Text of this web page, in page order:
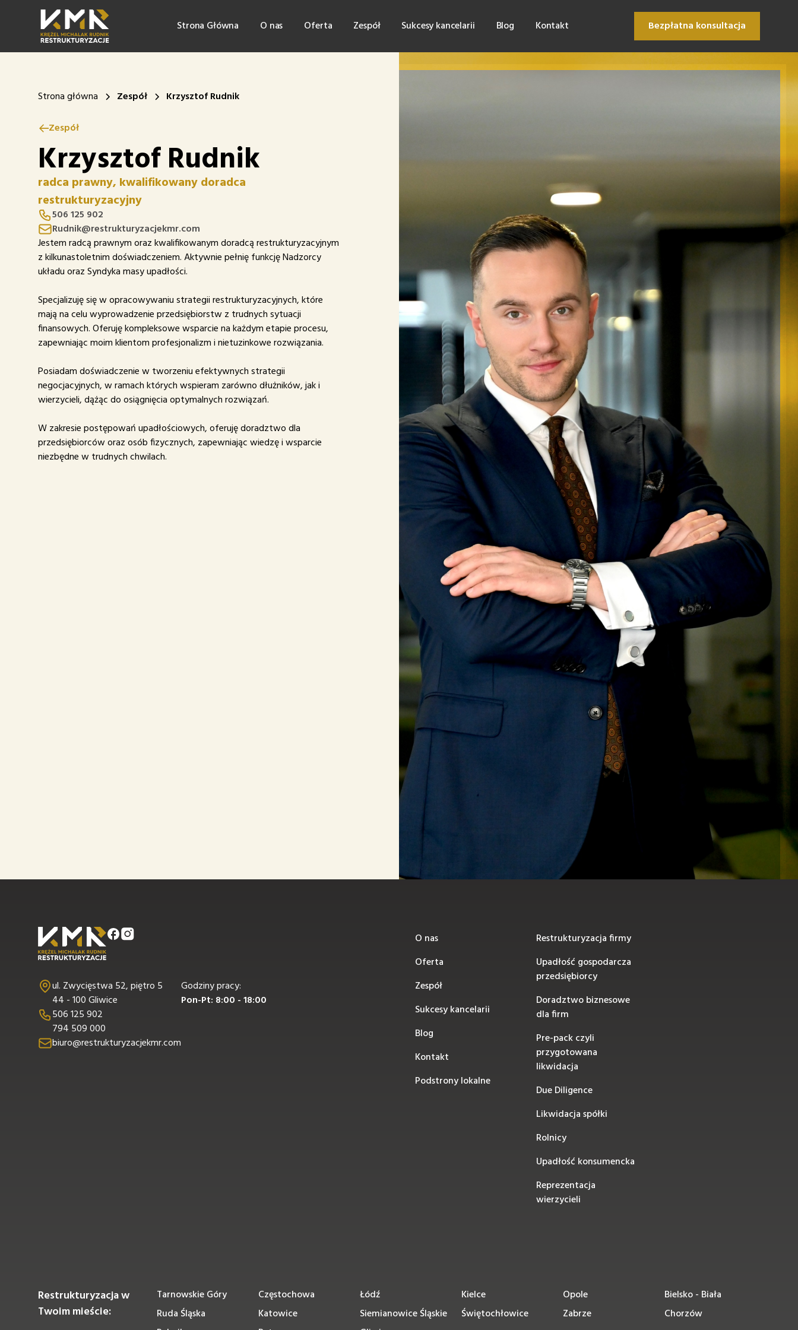
Strona Główna O nas Oferta Zespół Sukcesy kancelarii Blog Kontakt Bezpłatna konsultacja
Strona główna Zespół Krzysztof Rudnik
Zespół
Krzysztof Rudnik
radca prawny, kwalifikowany doradca
restrukturyzacyjny
506 125 902
Rudnik@restrukturyzacjekmr.com
Jestem radcą prawnym oraz kwalifikowanym doradcą restrukturyzacyjnym
z kilkunastoletnim doświadczeniem. Aktywnie pełnię funkcję Nadzorcy
układu oraz Syndyka masy upadłości.
Specjalizuję się w opracowywaniu strategii restrukturyzacyjnych, które
mają na celu wyprowadzenie przedsiębiorstw z trudnych sytuacji
finansowych. Oferuję kompleksowe wsparcie na każdym etapie procesu,
zapewniając moim klientom profesjonalizm i nietuzinkowe rozwiązania.
Posiadam doświadczenie w tworzeniu efektywnych strategii
negocjacyjnych, w ramach których wspieram zarówno dłużników, jak i
wierzycieli, dążąc do osiągnięcia optymalnych rozwiązań.
W zakresie postępowań upadłościowych, oferuję doradztwo dla
przedsiębiorców oraz osób fizycznych, zapewniając wiedzę i wsparcie
niezbędne w trudnych chwilach.
ul. Zwycięstwa 52, piętro 5
44 - 100 Gliwice
506 125 902
794 509 000
biuro@restrukturyzacjekmr.com
Godziny pracy:
Pon-Pt: 8:00 - 18:00
O nas
Oferta
Zespół
Sukcesy kancelarii
Blog
Kontakt
Podstrony lokalne
Restrukturyzacja firmy
Upadłość gospodarcza
przedsiębiorcy
Doradztwo biznesowe
dla firm
Pre-pack czyli
przygotowana
likwidacja
Due Diligence
Likwidacja spółki
Rolnicy
Upadłość konsumencka
Reprezentacja
wierzycieli
Restrukturyzacja w
Twoim mieście:
Tarnowskie Góry Częstochowa Łódź Kielce Opole
Bielsko - Biała
Ruda Śląska
Katowice Siemianowice Śląskie Świętochłowice Zabrze
Chorzów